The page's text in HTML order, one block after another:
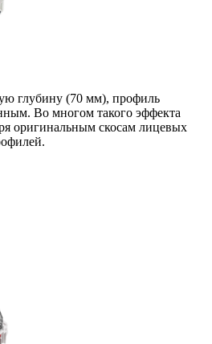
глубину (70 мм), профиль
Во многом такого эффекта
оригинальным скосам лицевых